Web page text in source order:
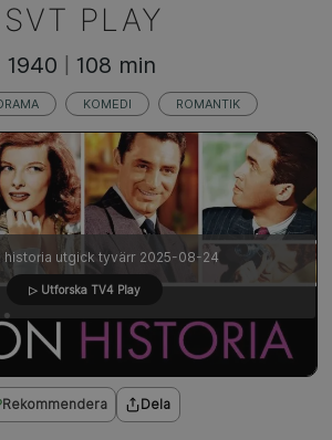
SVT PLAY
Rekommendera Dela
historia utgick tyvärr 2025-08-24
▷ Utforska TV4 Play
1940 108 min
KOMEDI ROMANTIK